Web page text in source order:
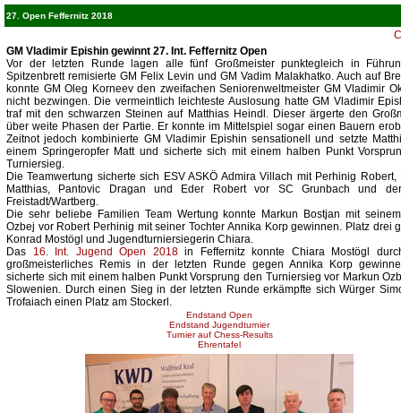
27. Open Feffernitz 2018
GM Vladimir Epishin gewinnt 27. Int. Feffernitz Open
Vor der letzten Runde lagen alle fünf Großmeister punktegleich in
Spitzenbrett remisierte GM Felix Levin und GM Vadim Malakhatko. Auch auf
konnte GM Oleg Korneev den zweifachen Seniorenweltmeister GM Vladimir
nicht bezwingen. Die vermeintlich leichteste Auslosung hatte GM Vladimir
traf mit den schwarzen Steinen auf Matthias Heindl. Dieser ärgerte den
über weite Phasen der Partie. Er konnte im Mittelspiel sogar einen Bauern
Zeitnot jedoch kombinierte GM Vladimir Epishin sensationell und setzte
einem Springeropfer Matt und sicherte sich mit einem halben Punkt
Turniersieg.
Die Teamwertung sicherte sich ESV ASKÖ Admira Villach mit Perhinig Robert,
Matthias, Pantovic Dragan und Eder Robert vor SC Grunbach und
Freistadt/Wartberg.
Die sehr beliebe Familien Team Wertung konnte Markun Bostjan mit
Ozbej vor Robert Perhinig mit seiner Tochter Annika Korp gewinnen. Platz drei
Konrad Mostögl und Jugendturniersiegerin Chiara.
Das
16. Int. Jugend Open 2018in Feffernitz konnte Chiara Mostögl
großmeisterliches Remis in der letzten Runde gegen Annika Korp
sicherte sich mit einem halben Punkt Vorsprung den Turniersieg vor Markun
Slowenien. Durch einen Sieg in der letzten Runde erkämpfte sich Würger
Trofaiach einen Platz am Stockerl.
Endstand Open
Endstand Jugendturnier
Turnier auf Chess-Results
Ehrentafel